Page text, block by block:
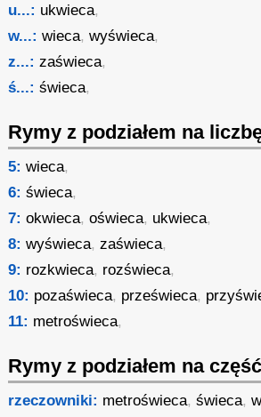
u...: ukwieca,
w...: wieca,wyświeca,
z...: zaświeca,
ś...: świeca,
Rymy z podziałem na
5: wieca,
6: świeca,
7: okwieca,oświeca, ukwieca,
8: wyświeca,zaświeca,
9: rozkwieca, rozświeca,
10: pozaświeca, prześwieca,
11: metroświeca,
Rymy z podziałem na
rzeczowniki: metroświeca,świeca,